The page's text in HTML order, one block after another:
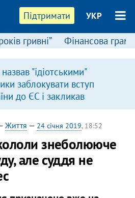
Підтримати УКР
гривні” Фінансова
"ідіотськими"
заблокувати вступ
до ЄС і закликав
антиукраїнську
Життя — 24 січня 2019, 18:52
знеболююче
але суддя не